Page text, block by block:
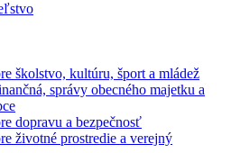
školstvo, kultúru, šport a mládež
správy obecného majetku a
dopravu a bezpečnosť
životné prostredie a verejný